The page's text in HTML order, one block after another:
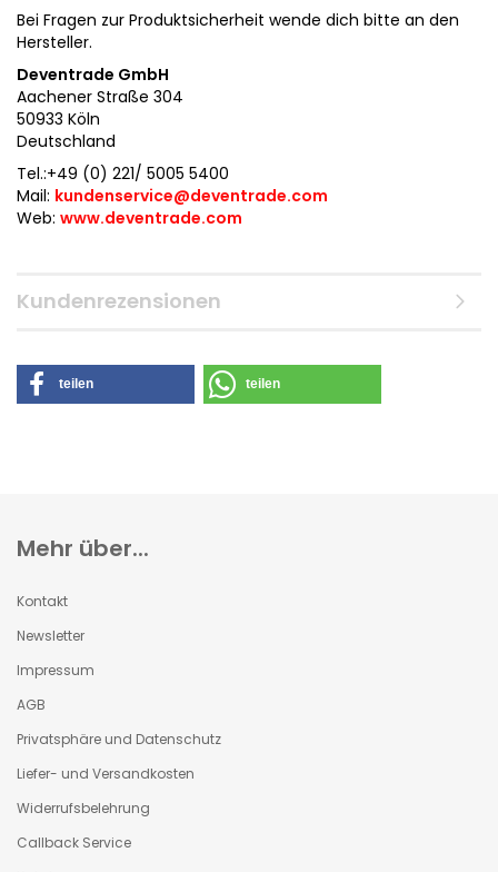
Bei Fragen zur Produktsicherheit wende dich bitte an den
Hersteller.
Deventrade GmbH
Aachener Straße 304
50933 Köln
Deutschland
Tel.:+49 (0) 221/ 5005 5400
Mail: kundenservice@deventrade.com
Web: www.deventrade.com
Kundenrezensionen
teilen teilen
Mehr über...
Kontakt
Newsletter
Impressum
AGB
Privatsphäre und Datenschutz
Liefer- und Versandkosten
Widerrufsbelehrung
Callback Service